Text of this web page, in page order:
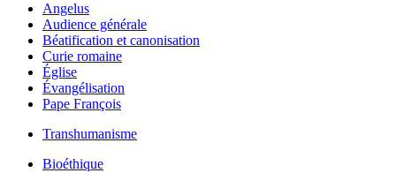
Angelus
Audience générale
Béatification et canonisation
Curie romaine
Église
Évangélisation
Pape François
Transhumanisme
Bioéthique